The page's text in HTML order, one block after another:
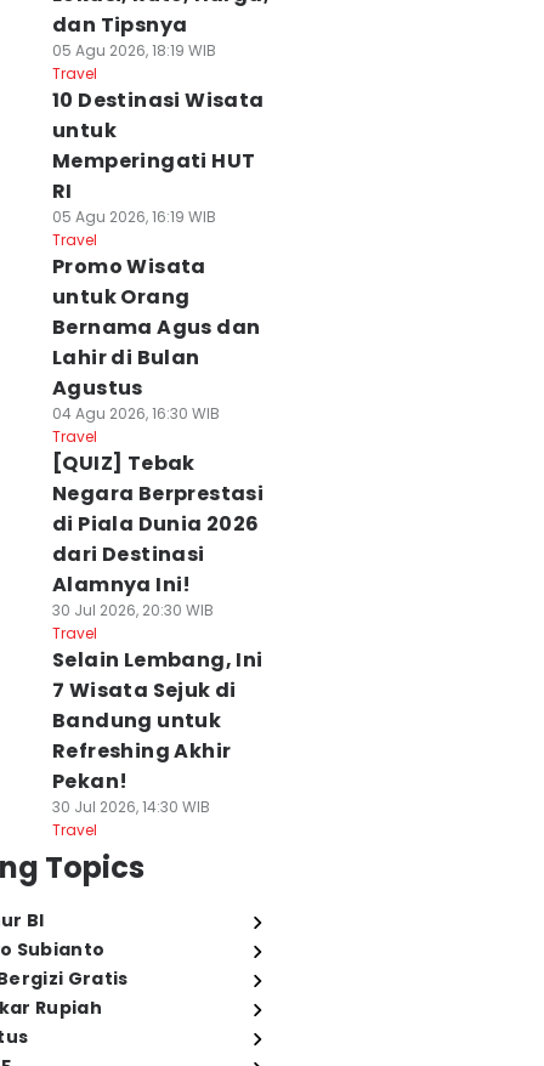
dan Tipsnya
05 Agu 2026, 18:19 WIB
Travel
10 Destinasi Wisata
untuk
Memperingati HUT
RI
05 Agu 2026, 16:19 WIB
Travel
Promo Wisata
untuk Orang
Bernama Agus dan
Lahir di Bulan
Agustus
04 Agu 2026, 16:30 WIB
Travel
[QUIZ] Tebak
Negara Berprestasi
di Piala Dunia 2026
dari Destinasi
Alamnya Ini!
30 Jul 2026, 20:30 WIB
Travel
Selain Lembang, Ini
7 Wisata Sejuk di
Bandung untuk
Refreshing Akhir
Pekan!
30 Jul 2026, 14:30 WIB
Travel
Topics
BI
Subianto
Gratis
Rupiah